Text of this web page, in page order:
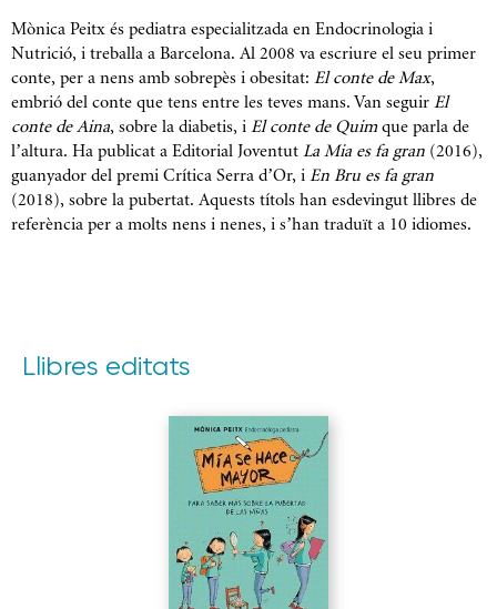
Mònica Peitx és pediatra especialitzada en Endocrinologia i
Nutrició, i treballa a Barcelona. Al 2008 va escriure el seu primer
conte, per a nens amb sobrepès i obesitat: El conte de Max,
embrió del conte que tens entre les teves mans. Van seguir El
conte de Aina, sobre la diabetis, i El conte de Quimque parla de
l’altura. Ha publicat a Editorial Joventut La Mia es fa gran (2016),
guanyador del premi Crítica Serra d’Or, i En Bru es fa gran
(2018), sobre la pubertat. Aquests títols han esdevingut llibres de
referència per a molts nens i nenes, i s’han traduït a 10 idiomes.
Llibres editats